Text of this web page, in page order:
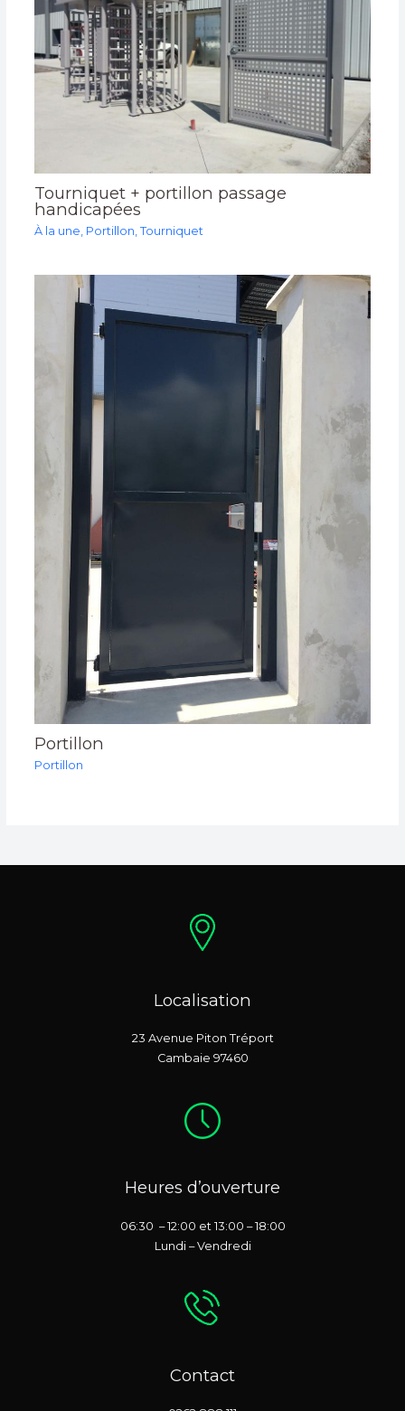
Tourniquet + portillon passage
handicapées
À la une, Portillon, Tourniquet
Portillon
Portillon
Localisation
23 Avenue Piton Tréport
Cambaie 97460
Heures d’ouverture
06:30 – 12:00 et 13:00 – 18:00
Lundi – Vendredi
Contact